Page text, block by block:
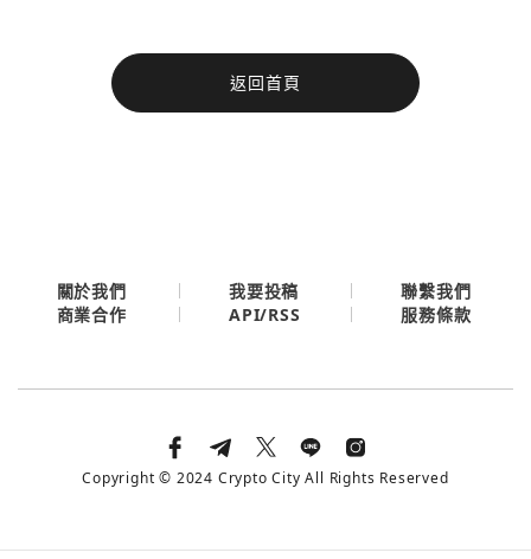
返回首頁
今日熱門
今日熱門
關於我們 我要投稿
聯繫我們
商業合作
API/RSS 服務條款
Copyright © 2024 Crypto City All Rights Reserved